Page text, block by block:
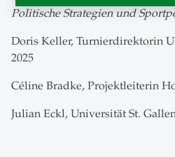
Politische Strategien und
Doris Keller, Turnierdirektorin
2025
Céline Bradke, Projektleiterin
Julian Eckl, Universität St.